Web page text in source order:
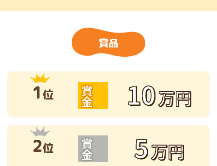
賞品
1位 賞
金 10万円
2位 賞
金 5万円